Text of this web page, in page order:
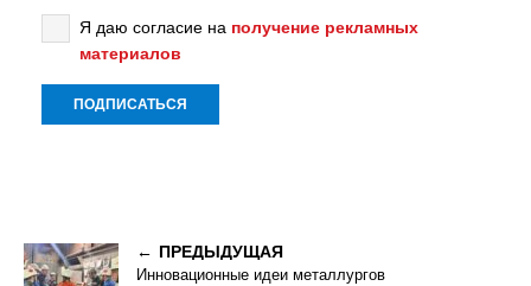
Я даю согласие на получение рекламных
материалов
ПРЕДЫДУЩАЯ
Инновационные идеи металлургов